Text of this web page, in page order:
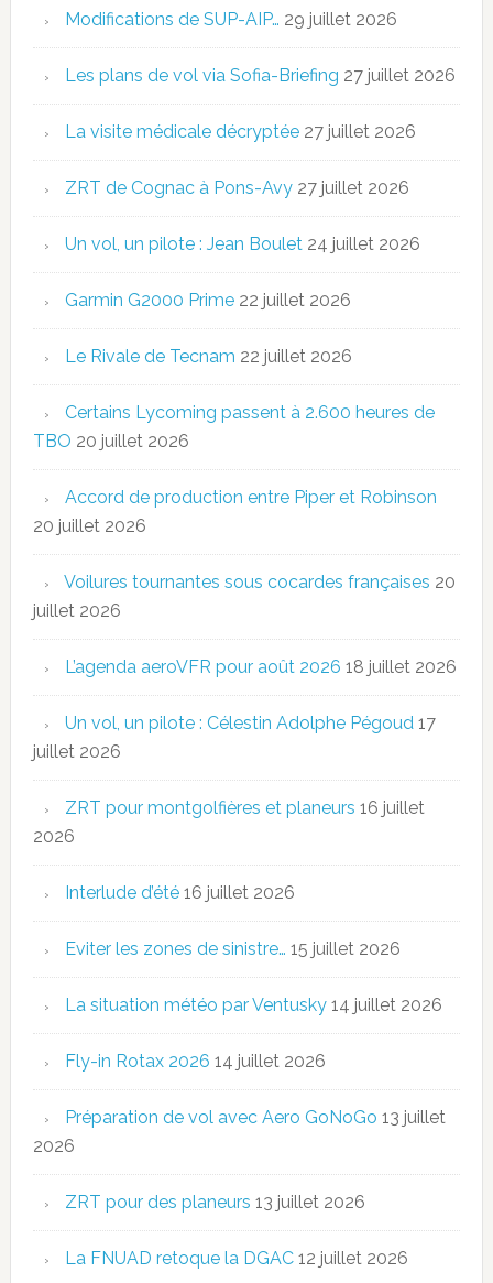
Modifications de SUP-AIP… 29 juillet 2026
Les plans de vol via Sofia-Briefing 27 juillet 2026
La visite médicale décryptée 27 juillet 2026
ZRT de Cognac à Pons-Avy 27 juillet 2026
Un vol, un pilote : Jean Boulet 24 juillet 2026
Garmin G2000 Prime 22 juillet 2026
Le Rivale de Tecnam 22 juillet 2026
Certains Lycoming passent à 2.600 heures de
TBO 20 juillet 2026
Accord de production entre Piper et Robinson
20 juillet 2026
Voilures tournantes sous cocardes françaises 20
juillet 2026
L’agenda aeroVFR pour août 2026 18 juillet 2026
Un vol, un pilote : Célestin Adolphe Pégoud 17
juillet 2026
ZRT pour montgolfières et planeurs 16 juillet
2026
Interlude d’été 16 juillet 2026
Eviter les zones de sinistre… 15 juillet 2026
La situation météo par Ventusky 14 juillet 2026
Fly-in Rotax 2026 14 juillet 2026
Préparation de vol avec Aero GoNoGo 13 juillet
2026
ZRT pour des planeurs 13 juillet 2026
La FNUAD retoque la DGAC 12 juillet 2026